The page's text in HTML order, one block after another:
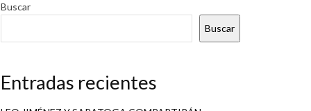
Buscar
Buscar
Entradas recientes